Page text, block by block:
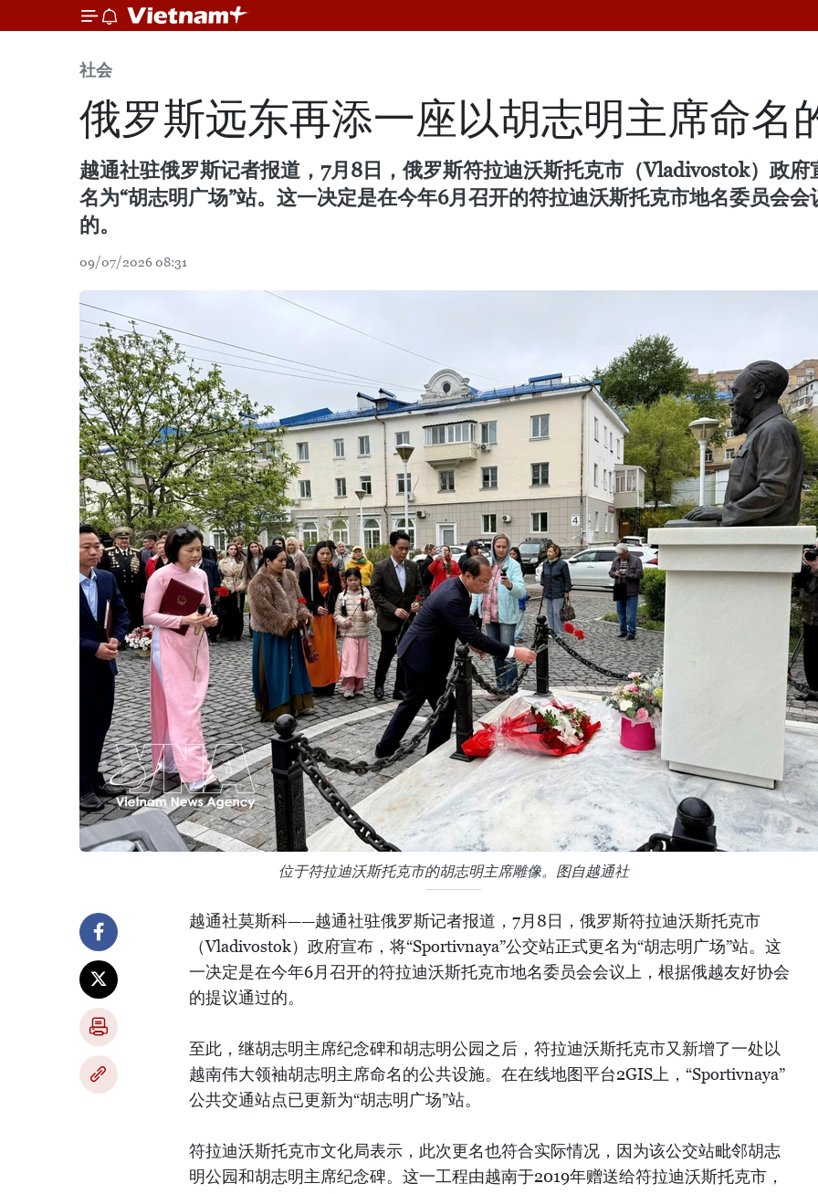
社会
俄罗斯远东再添一座以胡志明主席命名
越通社驻俄罗斯记者报道，7月8日，俄罗斯符拉迪沃斯托克市（Vladivostok）政府
名为“胡志明广场”站。这一决定是在今年6月召开的符拉迪沃斯托克市地名委员会
的。
09/07/2026 08:31
位于符拉迪沃斯托克市的胡志明主席雕像。图自越通社
越通社莫斯科——越通社驻俄罗斯记者报道，7月8日，俄罗斯符拉迪沃斯托克市
（Vladivostok）政府宣布，将“Sportivnaya”公交站正式更名为“胡志明广场”站。这
一决定是在今年6月召开的符拉迪沃斯托克市地名委员会会议上，根据俄越友好协会
的提议通过的。
至此，继胡志明主席纪念碑和胡志明公园之后，符拉迪沃斯托克市又新增了一处以
越南伟大领袖胡志明主席命名的公共设施。在在线地图平台2GIS上，“Sportivnaya”
公共交通站点已更新为“胡志明广场”站。
符拉迪沃斯托克市文化局表示，此次更名也符合实际情况，因为该公交站毗邻胡志
明公园和胡志明主席纪念碑。这一工程由越南于2019年赠送给符拉迪沃斯托克市，